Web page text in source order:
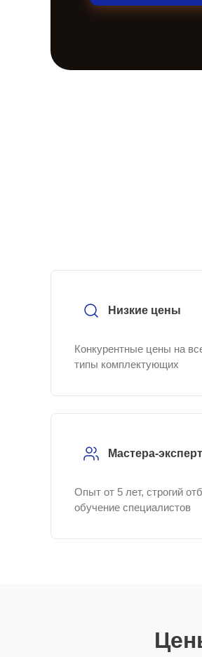
Низкие цены
Конкурентные цены на
типы комплектующих
Мастера-
Опыт от 5 лет, строгий
обучение специалистов